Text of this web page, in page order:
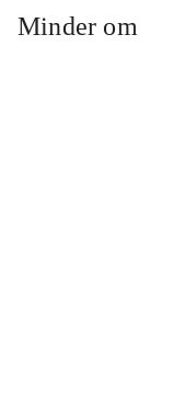
Minder om